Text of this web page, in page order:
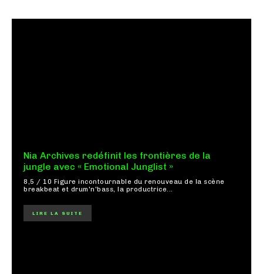
Nia Archives redéfinit les frontières de la
jungle avec « Emotional Junglist »
8,5 / 10 Figure incontournable du renouveau de la scène
breakbeat et drum'n'bass, la productrice...
LIRE LA SUITE